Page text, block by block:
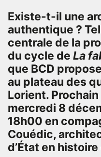
Existe-t-il une
authentique ?
centrale de la
du cycle de La
que BCD
au plateau des
Lorient.
mercredi 8
18h00 en
Couédic,
d’État en